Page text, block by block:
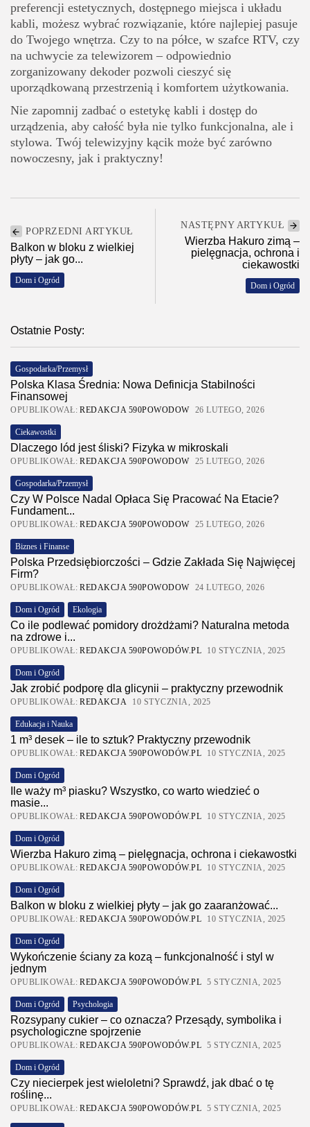
preferencji estetycznych, dostępnego miejsca i układu
kabli, możesz wybrać rozwiązanie, które najlepiej pasuje
do Twojego wnętrza. Czy to na półce, w szafce RTV, czy
na uchwycie za telewizorem – odpowiednio
zorganizowany dekoder pozwoli cieszyć się
uporządkowaną przestrzenią i komfortem użytkowania.
Nie zapomnij zadbać o estetykę kabli i dostęp do
urządzenia, aby całość była nie tylko funkcjonalna, ale i
stylowa. Twój telewizyjny kącik może być zarówno
nowoczesny, jak i praktyczny!
POPRZEDNI ARTYKUŁ
Balkon w bloku z wielkiej
płyty – jak go...
Dom i Ogród
NASTĘPNY ARTYKUŁ
Wierzba Hakuro zimą –
pielęgnacja, ochrona i
ciekawostki
Dom i Ogród
Ostatnie Posty:
Gospodarka/Przemysł
Polska Klasa Średnia: Nowa Definicja Stabilności
Finansowej
OPUBLIKOWAŁ: REDAKCJA 590POWODOW 26 LUTEGO, 2026
Ciekawostki
Dlaczego lód jest śliski? Fizyka w mikroskali
OPUBLIKOWAŁ: REDAKCJA 590POWODOW 25 LUTEGO, 2026
Gospodarka/Przemysł
Czy W Polsce Nadal Opłaca Się Pracować Na Etacie?
Fundament...
OPUBLIKOWAŁ: REDAKCJA 590POWODOW 25 LUTEGO, 2026
Biznes i Finanse
Polska Przedsiębiorczości – Gdzie Zakłada Się Najwięcej
Firm?
OPUBLIKOWAŁ: REDAKCJA 590POWODOW 24 LUTEGO, 2026
Dom i Ogród Ekologia
Co ile podlewać pomidory drożdżami? Naturalna metoda
na zdrowe i...
OPUBLIKOWAŁ: REDAKCJA 590POWODÓW.PL 10 STYCZNIA, 2025
Dom i Ogród
Jak zrobić podporę dla glicynii – praktyczny przewodnik
OPUBLIKOWAŁ: REDAKCJA 10 STYCZNIA, 2025
Edukacja i Nauka
1 m³ desek – ile to sztuk? Praktyczny przewodnik
OPUBLIKOWAŁ: REDAKCJA 590POWODÓW.PL 10 STYCZNIA, 2025
Dom i Ogród
Ile waży m³ piasku? Wszystko, co warto wiedzieć o
masie...
OPUBLIKOWAŁ: REDAKCJA 590POWODÓW.PL 10 STYCZNIA, 2025
Dom i Ogród
Wierzba Hakuro zimą – pielęgnacja, ochrona i ciekawostki
OPUBLIKOWAŁ: REDAKCJA 590POWODÓW.PL 10 STYCZNIA, 2025
Dom i Ogród
Balkon w bloku z wielkiej płyty – jak go zaaranżować...
OPUBLIKOWAŁ: REDAKCJA 590POWODÓW.PL 10 STYCZNIA, 2025
Dom i Ogród
Wykończenie ściany za kozą – funkcjonalność i styl w
jednym
OPUBLIKOWAŁ: REDAKCJA 590POWODÓW.PL 5 STYCZNIA, 2025
Dom i Ogród Psychologia
Rozsypany cukier – co oznacza? Przesądy, symbolika i
psychologiczne spojrzenie
OPUBLIKOWAŁ: REDAKCJA 590POWODÓW.PL 5 STYCZNIA, 2025
Dom i Ogród
Czy niecierpek jest wieloletni? Sprawdź, jak dbać o tę
roślinę...
OPUBLIKOWAŁ: REDAKCJA 590POWODÓW.PL 5 STYCZNIA, 2025